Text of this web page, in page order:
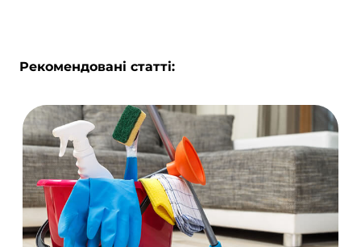
Рекомендовані статті: